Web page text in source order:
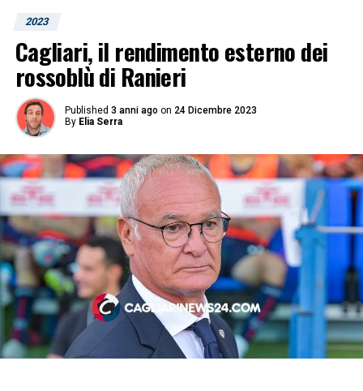
2023
Cagliari, il rendimento esterno dei
rossoblù di Ranieri
Published 3 anni ago on 24 Dicembre 2023
By Elia Serra